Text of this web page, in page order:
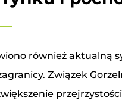
również aktualną
Związek